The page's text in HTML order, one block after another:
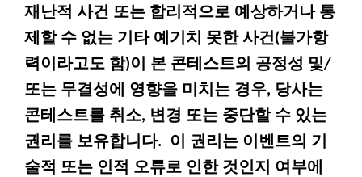
재난적 사건 또는 합리적으로 예상하거나 통
제할 수 없는 기타 예기치 못한 사건(불가항
력이라고도 함)이 본 콘테스트의 공정성 및/
또는 무결성에 영향을 미치는 경우, 당사는
콘테스트를 취소, 변경 또는 중단할 수 있는
권리를 보유합니다. 이 권리는 이벤트의 기
술적 또는 인적 오류로 인한 것인지 여부에